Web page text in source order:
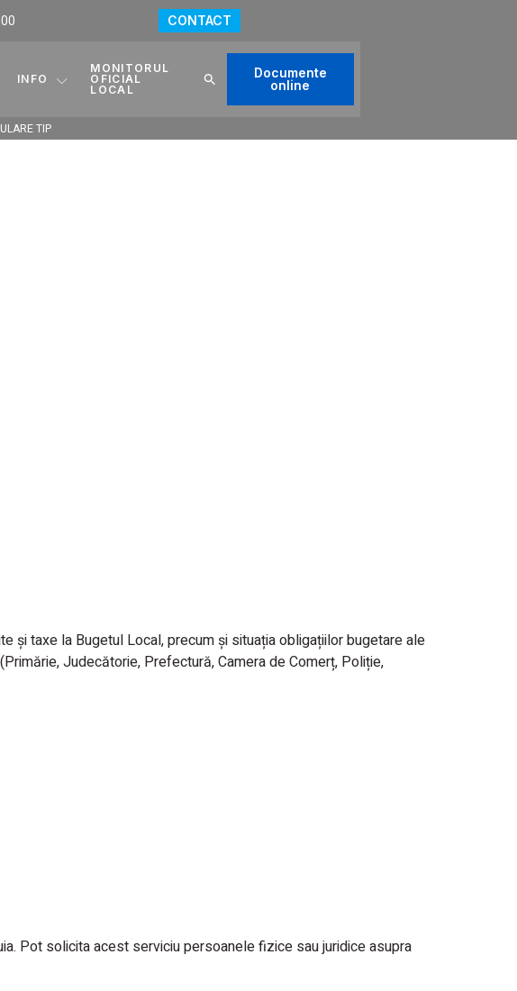
CONTACT
INFO
MONITORUL
OFICIAL
LOCAL
Documente
online
TIP
taxe la Bugetul Local, precum și situația obligațiilor bugetare ale
Judecătorie, Prefectură, Camera de Comerț, Poliție,
Pot solicita acest serviciu persoanele fizice sau juridice asupra